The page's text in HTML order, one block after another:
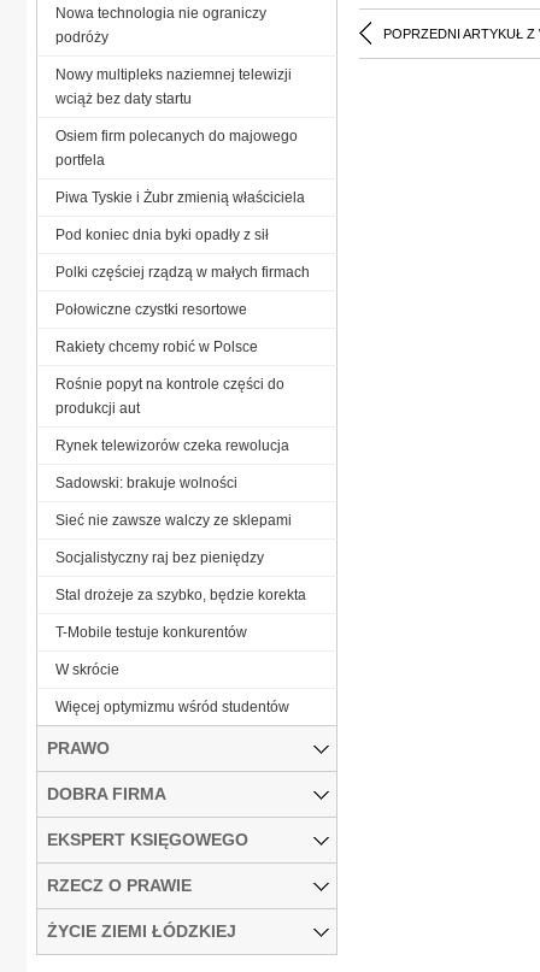
POPRZEDNI ARTYKUŁ Z
Nowa technologia nie ograniczy
podróży
Nowy multipleks naziemnej telewizji
wciąż bez daty startu
Osiem firm polecanych do majowego
portfela
Piwa Tyskie i Żubr zmienią właściciela
Pod koniec dnia byki opadły z sił
Polki częściej rządzą w małych firmach
Połowiczne czystki resortowe
Rakiety chcemy robić w Polsce
Rośnie popyt na kontrole części do
produkcji aut
Rynek telewizorów czeka rewolucja
Sadowski: brakuje wolności
Sieć nie zawsze walczy ze sklepami
Socjalistyczny raj bez pieniędzy
Stal drożeje za szybko, będzie korekta
T-Mobile testuje konkurentów
W skrócie
Więcej optymizmu wśród studentów
PRAWO
DOBRA FIRMA
EKSPERT KSIĘGOWEGO
RZECZ O PRAWIE
ŻYCIE ZIEMI ŁÓDZKIEJ